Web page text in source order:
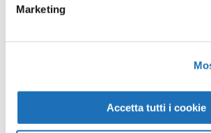
Marketing
Accetta tutti i cookie
Opere
Continua a scoprire